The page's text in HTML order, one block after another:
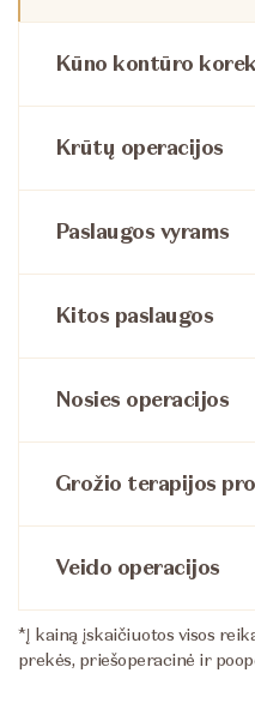
Kūno kontūro
Krūtų operacijos
Paslaugos vyrams
Kitos paslaugos
Nosies operacijos
Grožio terapijos
Veido operacijos
*Į kainą įskaičiuotos visos
prekės, priešoperacinė ir